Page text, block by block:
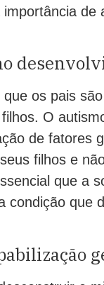
de
os pais
O
de fatores
filhos e
que a
condição que